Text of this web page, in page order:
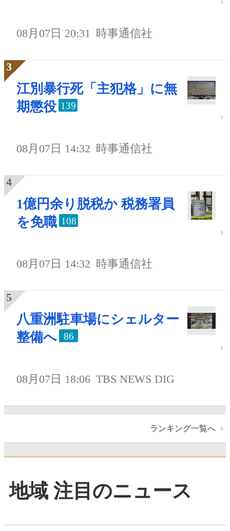
08月07日 20:31 時事通信社
江別暴行死「主犯格」に無
期懲役 139
08月07日 14:32 時事通信社
1億円余り脱税か 税務署員
を免職 108
08月07日 14:32 時事通信社
八重洲駐車場にシェルター
整備へ
86
08月07日 18:06 TBS NEWS DIG
ランキング一覧へ
地域 注目のニュース